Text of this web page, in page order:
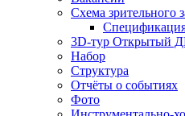
Схема зрительного
Спецификация
3D-тур Открытый
Набор
Структура
Отчёты о событиях
Фото